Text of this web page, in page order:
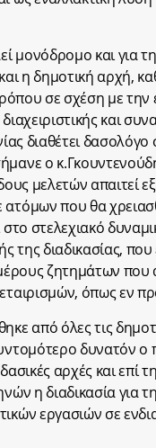
μονόδρομο και για
η δημοτική αρχή,
σε σχέση με την
και
διαθέτει
ο
μελετών απαιτεί
που θα
στελεχιακό
της διαδικασίας,
ζητημάτων
όπως εν
από όλες τις
δυνατόν ο
αρχές και επί
η διαδικασία για
εργασιών σε